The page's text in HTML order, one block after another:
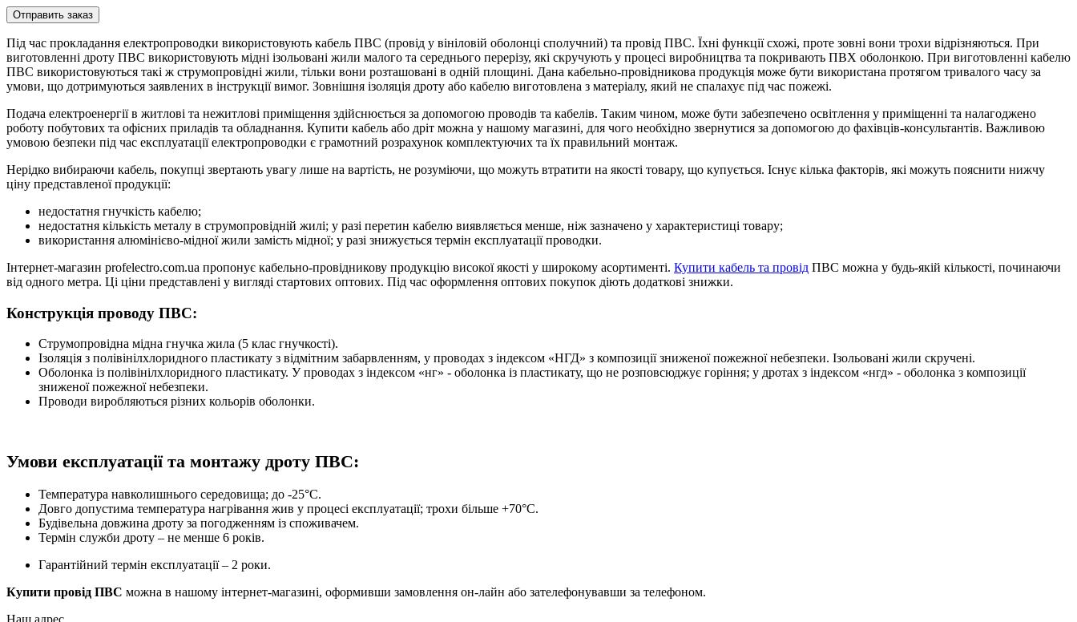
Отправить заказ
Під час прокладання електропроводки використовують кабель ПВС (провід у вініловій оболонці сполучний) та провід ПВС. Їхні функції схожі, проте зовні вони трохи відрізняються. При
виготовленні дроту ПВС використовують мідні ізольовані жили малого та середнього перерізу, які скручують у процесі виробництва та покривають ПВХ оболонкою. При виготовленні кабелю
ПВС використовуються такі ж струмопровідні жили, тільки вони розташовані в одній площині. Дана кабельно-провідникова продукція може бути використана протягом тривалого часу за
умови, що дотримуються заявлених в інструкції вимог. Зовнішня ізоляція дроту або кабелю виготовлена з матеріалу, який не спалахує під час пожежі.
Подача електроенергії в житлові та нежитлові приміщення здійснюється за допомогою проводів та кабелів. Таким чином, може бути забезпечено освітлення у приміщенні та налагоджено
роботу побутових та офісних приладів та обладнання. Купити кабель або дріт можна у нашому магазині, для чого необхідно звернутися за допомогою до фахівців-консультантів. Важливою
умовою безпеки під час експлуатації електропроводки є грамотний розрахунок комплектуючих та їх правильний монтаж.
Нерідко вибираючи кабель, покупці звертають увагу лише на вартість, не розуміючи, що можуть втратити на якості товару, що купується. Існує кілька факторів, які можуть пояснити нижчу
ціну представленої продукції:
недостатня гнучкість кабелю;
недостатня кількість металу в струмопровідній жилі; у разі перетин кабелю виявляється менше, ніж зазначено у характеристиці товару;
використання алюмінієво-мідної жили замість мідної; у разі знижується термін експлуатації проводки.
Інтернет-магазин profelectro.com.ua пропонує кабельно-провідникову продукцію високої якості у широкому асортименті. Купити кабель та провід ПВС можна у будь-якій кількості, починаючи
від одного метра. Ці ціни представлені у вигляді стартових оптових. Під час оформлення оптових покупок діють додаткові знижки.
Конструкція проводу ПВС:
Струмопровідна мідна гнучка жила (5 клас гнучкості).
Ізоляція з полівінілхлоридного пластикату з відмітним забарвленням, у проводах з індексом «НГД» з композиції зниженої пожежної небезпеки. Ізольовані жили скручені.
Оболонка із полівінілхлоридного пластикату. У проводах з індексом «нг» - оболонка із пластикату, що не розповсюджує горіння; у дротах з індексом «нгд» - оболонка з композиції
зниженої пожежної небезпеки.
Проводи виробляються різних кольорів оболонки.
Умови експлуатації та монтажу дроту ПВС:
Температура навколишнього середовища; до -25°С.
Довго допустима температура нагрівання жив у процесі експлуатації; трохи більше +70°С.
Будівельна довжина дроту за погодженням із споживачем.
Термін служби дроту – не менше 6 років.
Гарантійний термін експлуатації – 2 роки.
Купити провід ПВС можна в нашому інтернет-магазині, оформивши замовлення он-лайн або зателефонувавши за телефоном.
Наш адрес